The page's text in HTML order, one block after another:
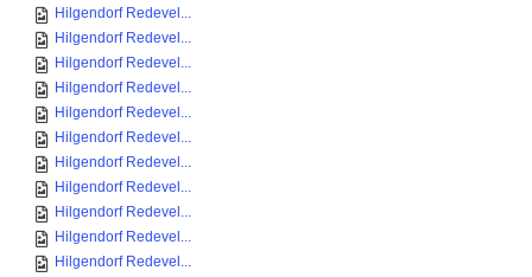
Hilgendorf Redevel...
Hilgendorf Redevel...
Hilgendorf Redevel...
Hilgendorf Redevel...
Hilgendorf Redevel...
Hilgendorf Redevel...
Hilgendorf Redevel...
Hilgendorf Redevel...
Hilgendorf Redevel...
Hilgendorf Redevel...
Hilgendorf Redevel...